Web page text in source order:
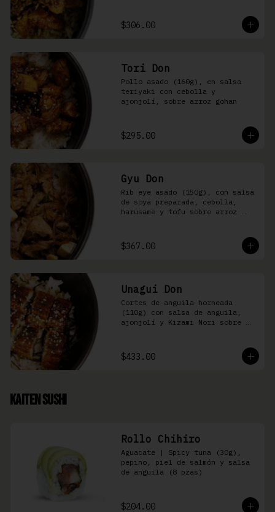
$306.00
Tori Don
Pollo asado (160g), en salsa
teriyaki con cebolla y
ajonjolí, sobre arroz gohan
$295.00
Gyu Don
Rib eye asado (150g), con salsa
de soya preparada, cebolla,
harusame y tofu sobre arroz
$367.00
Unagui Don
Cortes de anguila horneada
(110g) con salsa de anguila,
ajonjolí y Kizami Nori sobre
$433.00
Kaiten Sushi
Rollo Chihiro
Aguacate | Spicy tuna (30g),
pepino, piel de salmón y salsa
de anguila (8 pzas)
$204.00